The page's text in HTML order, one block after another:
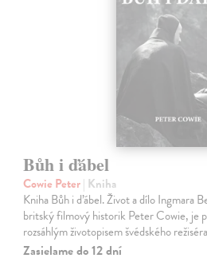
Bůh i ďábel
Cowie Peter| Kniha
Kniha Bůh i ďábel. Život a dílo Ingmara
britský filmový historik Peter Cowie, je
rozsáhlým životopisem švédského
Zasielame do 12 dní